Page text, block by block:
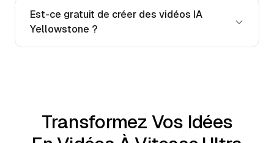
Est-ce gratuit de créer des vidéos IA
Yellowstone ?
Transformez Vos Idées